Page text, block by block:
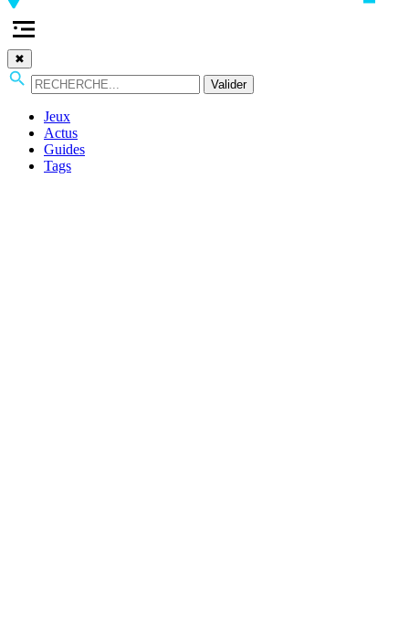
✖
Valider
Jeux
Actus
Guides
Tags